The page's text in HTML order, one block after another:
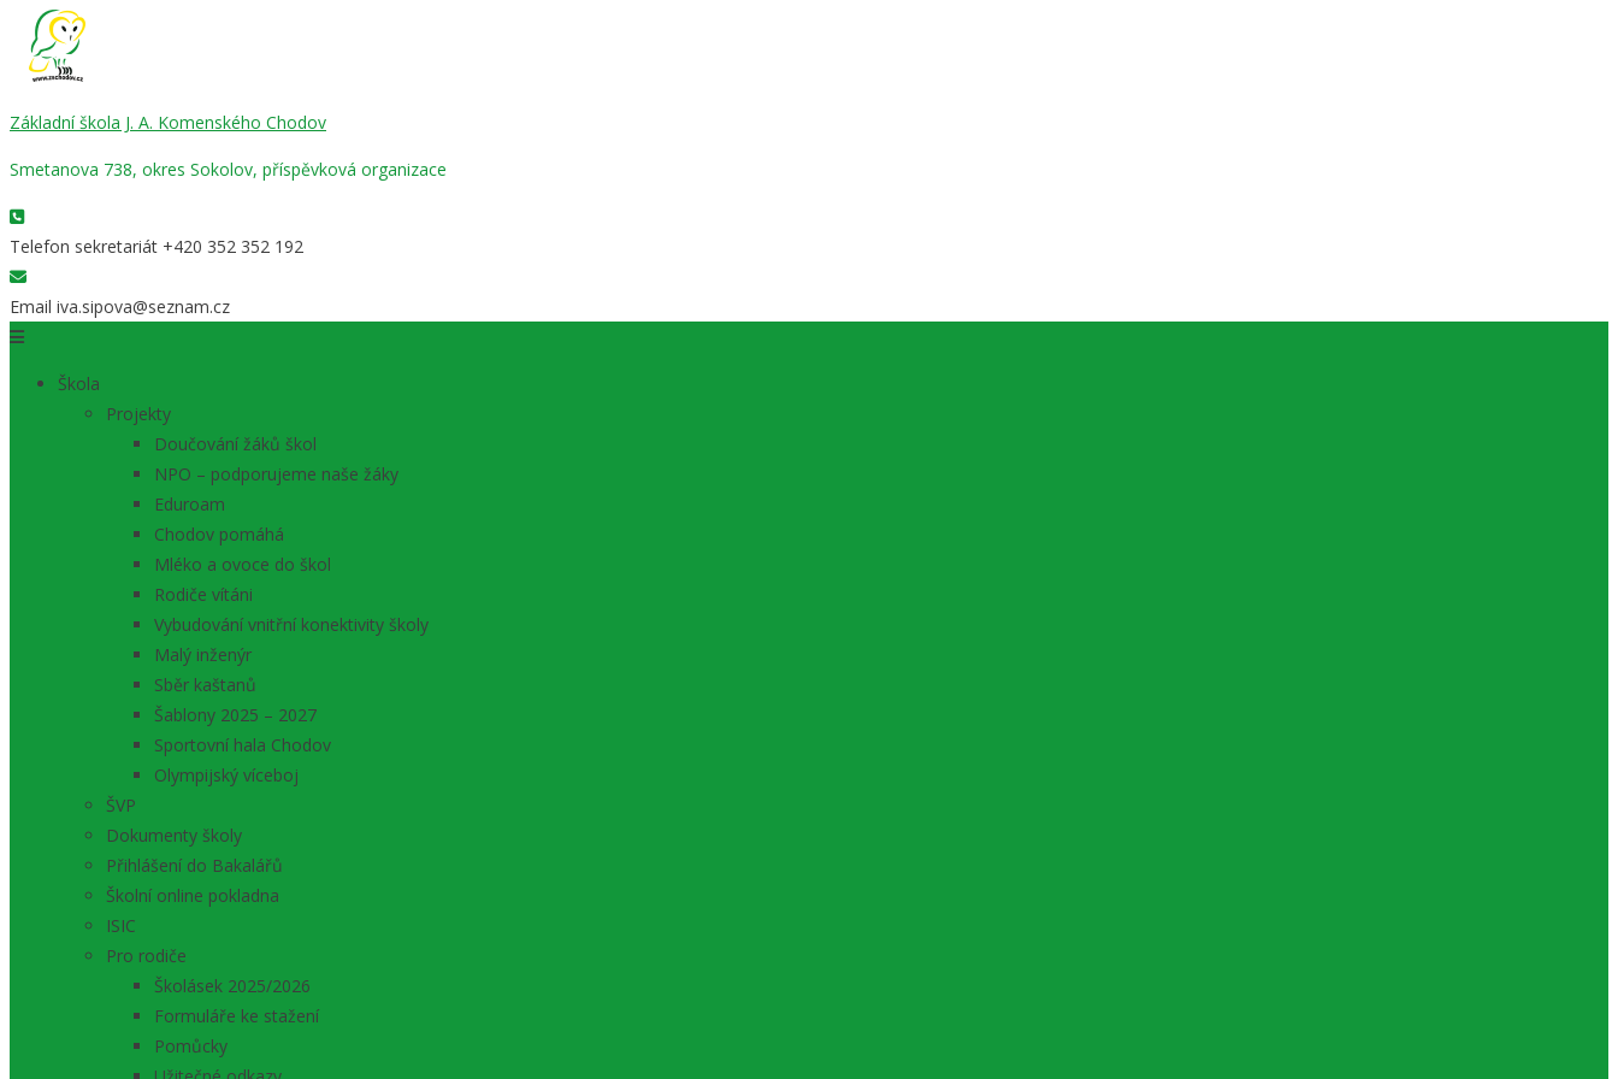
Základní škola J. A. Komenského Chodov
Smetanova 738, okres Sokolov, příspěvková organizace
Telefon sekretariát +420 352 352 192
Email iva.sipova@seznam.cz
Škola
Projekty
Doučování žáků škol
NPO – podporujeme naše žáky
Eduroam
Chodov pomáhá
Mléko a ovoce do škol
Rodiče vítáni
Vybudování vnitřní konektivity školy
Malý inženýr
Sběr kaštanů
Šablony 2025 – 2027
Sportovní hala Chodov
Olympijský víceboj
ŠVP
Dokumenty školy
Přihlášení do Bakalářů
Školní online pokladna
ISIC
Pro rodiče
Školásek 2025/2026
Formuláře ke stažení
Pomůcky